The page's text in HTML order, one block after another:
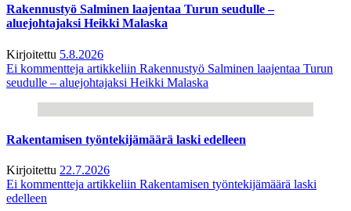
Rakennustyö Salminen laajentaa Turun seudulle –
aluejohtajaksi Heikki Malaska
Kirjoitettu 5.8.2026
Ei kommentteja artikkeliin Rakennustyö Salminen laajentaa Turun
seudulle – aluejohtajaksi Heikki Malaska
Rakentamisen työntekijämäärä laski edelleen
Kirjoitettu 22.7.2026
Ei kommentteja artikkeliin Rakentamisen työntekijämäärä laski
edelleen